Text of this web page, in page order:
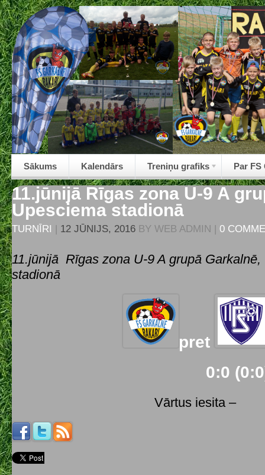
Sākums Kalendārs Treniņu grafiks Par FS
11.jūnijā Rīgas zona U-9 A
Upesciema stadionā
TURNĪRI | 12 JŪNIJS, 2016 BY WEB ADMIN | 0
11.jūnijā Rīgas zona U-9 A grupā Garkalnē,
stadionā
pret
0:0
Vārtus iesita –